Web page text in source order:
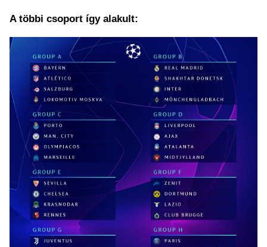
A többi csoport így alakult: